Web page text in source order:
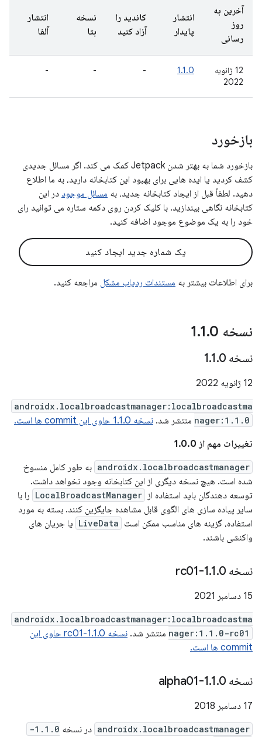
آخرین به
روز
رسانی
انتشار
پایدار
کاندید را
آزاد کنید
نسخه
بتا
انتشار
آلفا
12 ژانویه
2022
1.1.0
-
-
-
بازخورد
بازخورد شما به بهتر شدن Jetpack کمک می کند. اگر مسائل جدیدی
کشف کردید یا ایده هایی برای بهبود این کتابخانه دارید، به ما اطلاع
دهید. لطفاً قبل از ایجاد کتابخانه جدید، به مسائل موجود در این
کتابخانه نگاهی بیندازید. با کلیک کردن روی دکمه ستاره می توانید رای
خود را به یک موضوع موجود اضافه کنید.
یک شماره جدید ایجاد کنید
برای اطلاعات بیشتر به مستندات ردیاب مشکل مراجعه کنید.
نسخه 1 .1.0
نسخه 1 .1.0
12 ژانویه 2022
androidx.localbroadcastmanager:localbroadcastma
nager:1.1.0 منتشر شد. نسخه 1.1.0 حاوی این commit ها است.
تغییرات مهم از 1.0.0
androidx.localbroadcastmanager به طور کامل منسوخ
شده است. هیچ نسخه دیگری از این کتابخانه وجود نخواهد داشت.
توسعه دهندگان باید استفاده از LocalBroadcastManager را با
سایر پیاده سازی های الگوی قابل مشاهده جایگزین کنند. بسته به مورد
استفاده، گزینه های مناسب ممکن است LiveData یا جریان های
واکنشی باشند.
نسخه 1 .1.0-rc01
15 دسامبر 2021
androidx.localbroadcastmanager:localbroadcastma
nager:1.1.0-rc01 منتشر شد.
نسخه 1.1.0-rc01 حاوی این
commit ها است.
نسخه 1 .1.0-alpha01
17 دسامبر 2018
androidx.localbroadcastmanager در نسخه
1.1.0-